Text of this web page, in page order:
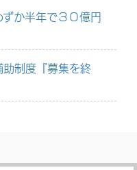
か半年で３０億円
制度『募集を終